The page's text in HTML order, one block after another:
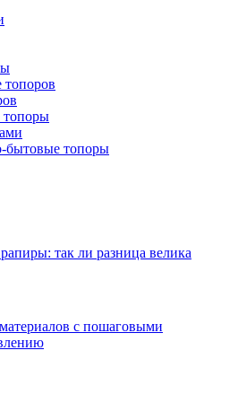
топоров
топоры
бытовые топоры
так ли разница велика
с пошаговыми